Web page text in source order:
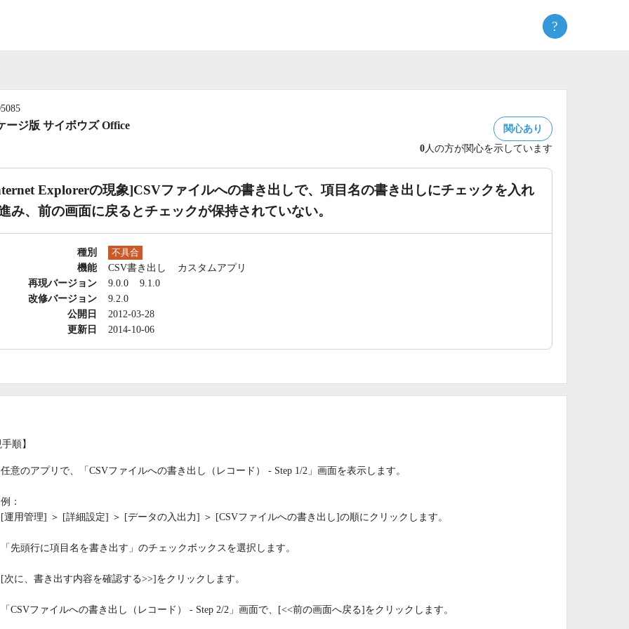
?
ージ版 サイボウズ Office
関心あり
0人の方が関心を示しています
Explorerの現象]CSVファイルへの書き出しで、項目名の書き出しにチェックを入れ
み、前の画面に戻るとチェックが保持されていない。
種別 不具合
機能 CSV書き出し
カスタムアプリ
再現バージョン
9.0.0
9.1.0
改修バージョン
9.2.0
公開日
2012-03-28
更新日
2014-10-06
手順】
任意のアプリで、「CSVファイルへの書き出し（レコード） - Step 1/2」画面を表示します。
例：
[運用管理] ＞ [詳細設定] ＞ [データの入出力] ＞ [CSVファイルへの書き出し]の順にクリックします。
「先頭行に項目名を書き出す」のチェックボックスを選択します。
[次に、書き出す内容を確認する>>]をクリックします。
「CSVファイルへの書き出し（レコード） - Step 2/2」画面で、[<<前の画面へ戻る]をクリックします。